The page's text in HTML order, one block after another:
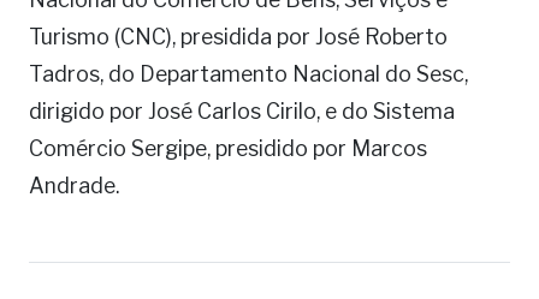
Turismo (CNC), presidida por José Roberto
Tadros, do Departamento Nacional do Sesc,
dirigido por José Carlos Cirilo, e do Sistema
Comércio Sergipe, presidido por Marcos
Andrade.